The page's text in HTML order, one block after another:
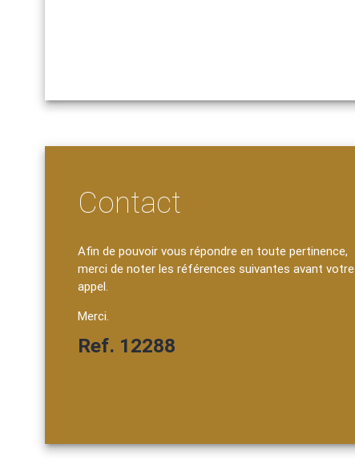
Contact
Afin de pouvoir vous répondre en toute pertinence,
merci de noter les références suivantes avant votre
appel.
Merci.
Ref. 12288